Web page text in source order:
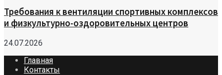
Требования к вентиляции спортивных комплексов
и физкультурно-оздоровительных центров
24.07.2026
Главная
Контакты